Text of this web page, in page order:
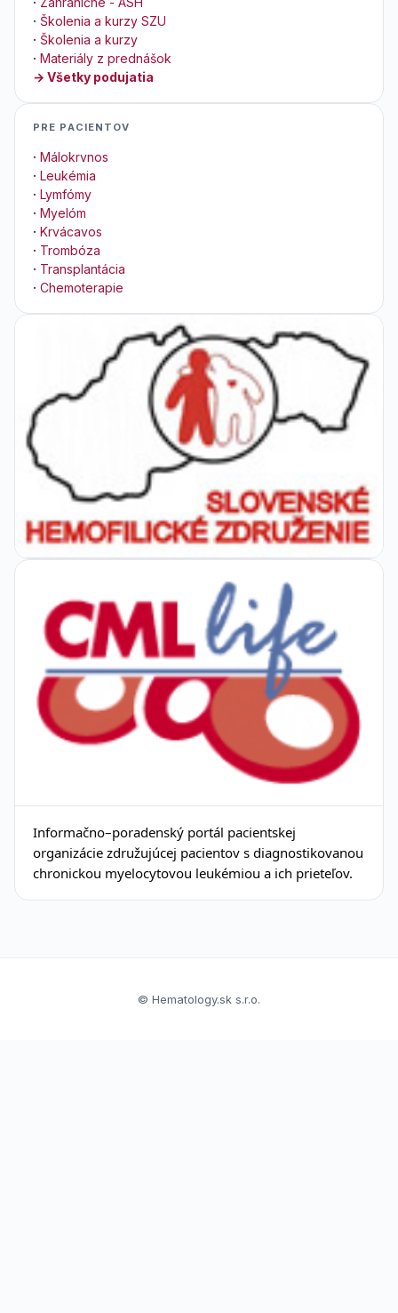
· Školenia a kurzy SZU
· Školenia a kurzy
· Materiály z prednášok
→ Všetky podujatia
PRE PACIENTOV
· Málokrvnos
· Leukémia
· Lymfómy
· Myelóm
· Krvácavos
· Trombóza
· Transplantácia
· Chemoterapie
Informačno–poradenský portál pacientskej
organizácie združujúcej pacientov s diagnostikovanou
chronickou myelocytovou leukémiou a ich prieteľov.
© Hematology.sk s.r.o.